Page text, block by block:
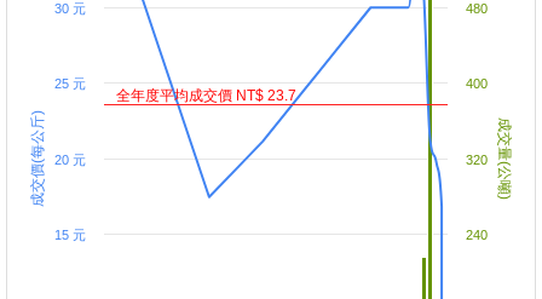
成交價(每公斤) 成交量(公噸)
15 元
20 元
25 元
30 元
240
320
400
480
全年度平均成交價 NT$ 23.7